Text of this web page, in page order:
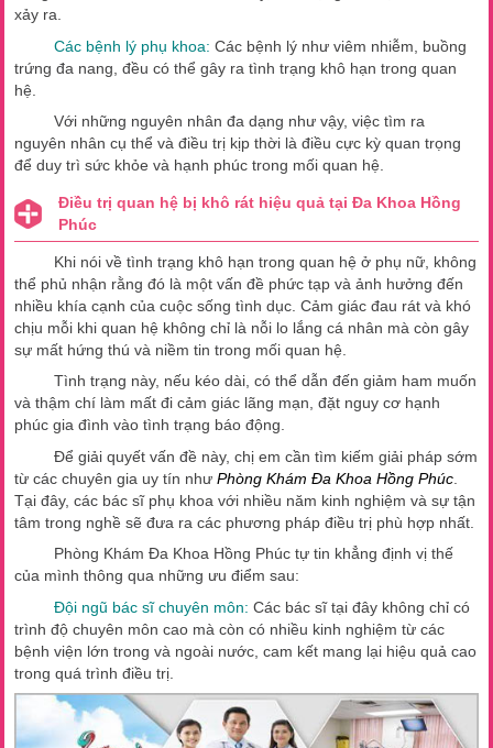
xảy ra.
Các bệnh lý phụ khoa:Các bệnh lý như viêm nhiễm, buồng
trứng đa nang, đều có thể gây ra tình trạng khô hạn trong quan
hệ.
Với những nguyên nhân đa dạng như vậy, việc tìm ra
nguyên nhân cụ thể và điều trị kịp thời là điều cực kỳ quan trọng
để duy trì sức khỏe và hạnh phúc trong mối quan hệ.
Điều trị quan hệ bị khô rát hiệu quả tại Đa Khoa Hồng
Phúc
Khi nói về tình trạng khô hạn trong quan hệ ở phụ nữ, không
thể phủ nhận rằng đó là một vấn đề phức tạp và ảnh hưởng đến
nhiều khía cạnh của cuộc sống tình dục. Cảm giác đau rát và khó
chịu mỗi khi quan hệ không chỉ là nỗi lo lắng cá nhân mà còn gây
sự mất hứng thú và niềm tin trong mối quan hệ.
Tình trạng này, nếu kéo dài, có thể dẫn đến giảm ham muốn
và thậm chí làm mất đi cảm giác lãng mạn, đặt nguy cơ hạnh
phúc gia đình vào tình trạng báo động.
Để giải quyết vấn đề này, chị em cần tìm kiếm giải pháp sớm
từ các chuyên gia uy tín nhưPhòng Khám Đa Khoa Hồng Phúc
Tại đây, các bác sĩ phụ khoa với nhiều năm kinh nghiệm và sự tận
tâm trong nghề sẽ đưa ra các phương pháp điều trị phù hợp nhất.
Phòng Khám Đa Khoa Hồng Phúc tự tin khẳng định vị thế
của mình thông qua những ưu điểm sau:
Đội ngũ bác sĩ chuyên môn:Các bác sĩ tại đây không chỉ có
trình độ chuyên môn cao mà còn có nhiều kinh nghiệm từ các
bệnh viện lớn trong và ngoài nước, cam kết mang lại hiệu quả cao
trong quá trình điều trị.